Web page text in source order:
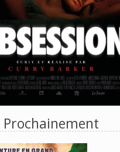
Prochainement